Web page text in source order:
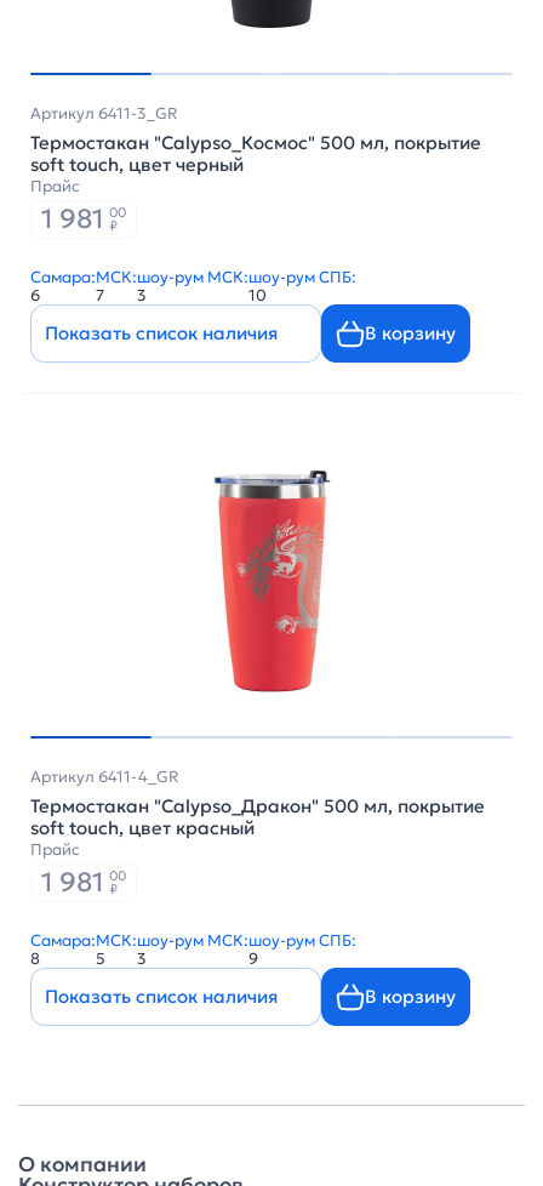
Артикул 6411-3_GR
Термостакан "Calypso_Космос" 500 мл, покрытие
soft touch, цвет черный
Прайс
1 981 00
₽
Самара:
6
МСК:
7
шоу-рум МСК:
3
шоу-рум СПБ:
10
Показать список наличия В корзину
Артикул 6411-4_GR
Термостакан "Calypso_Дракон" 500 мл, покрытие
soft touch, цвет красный
Прайс
1 981 00
₽
Самара:
8
МСК:
5
шоу-рум МСК:
3
шоу-рум СПБ:
9
Показать список наличия В корзину
О компании